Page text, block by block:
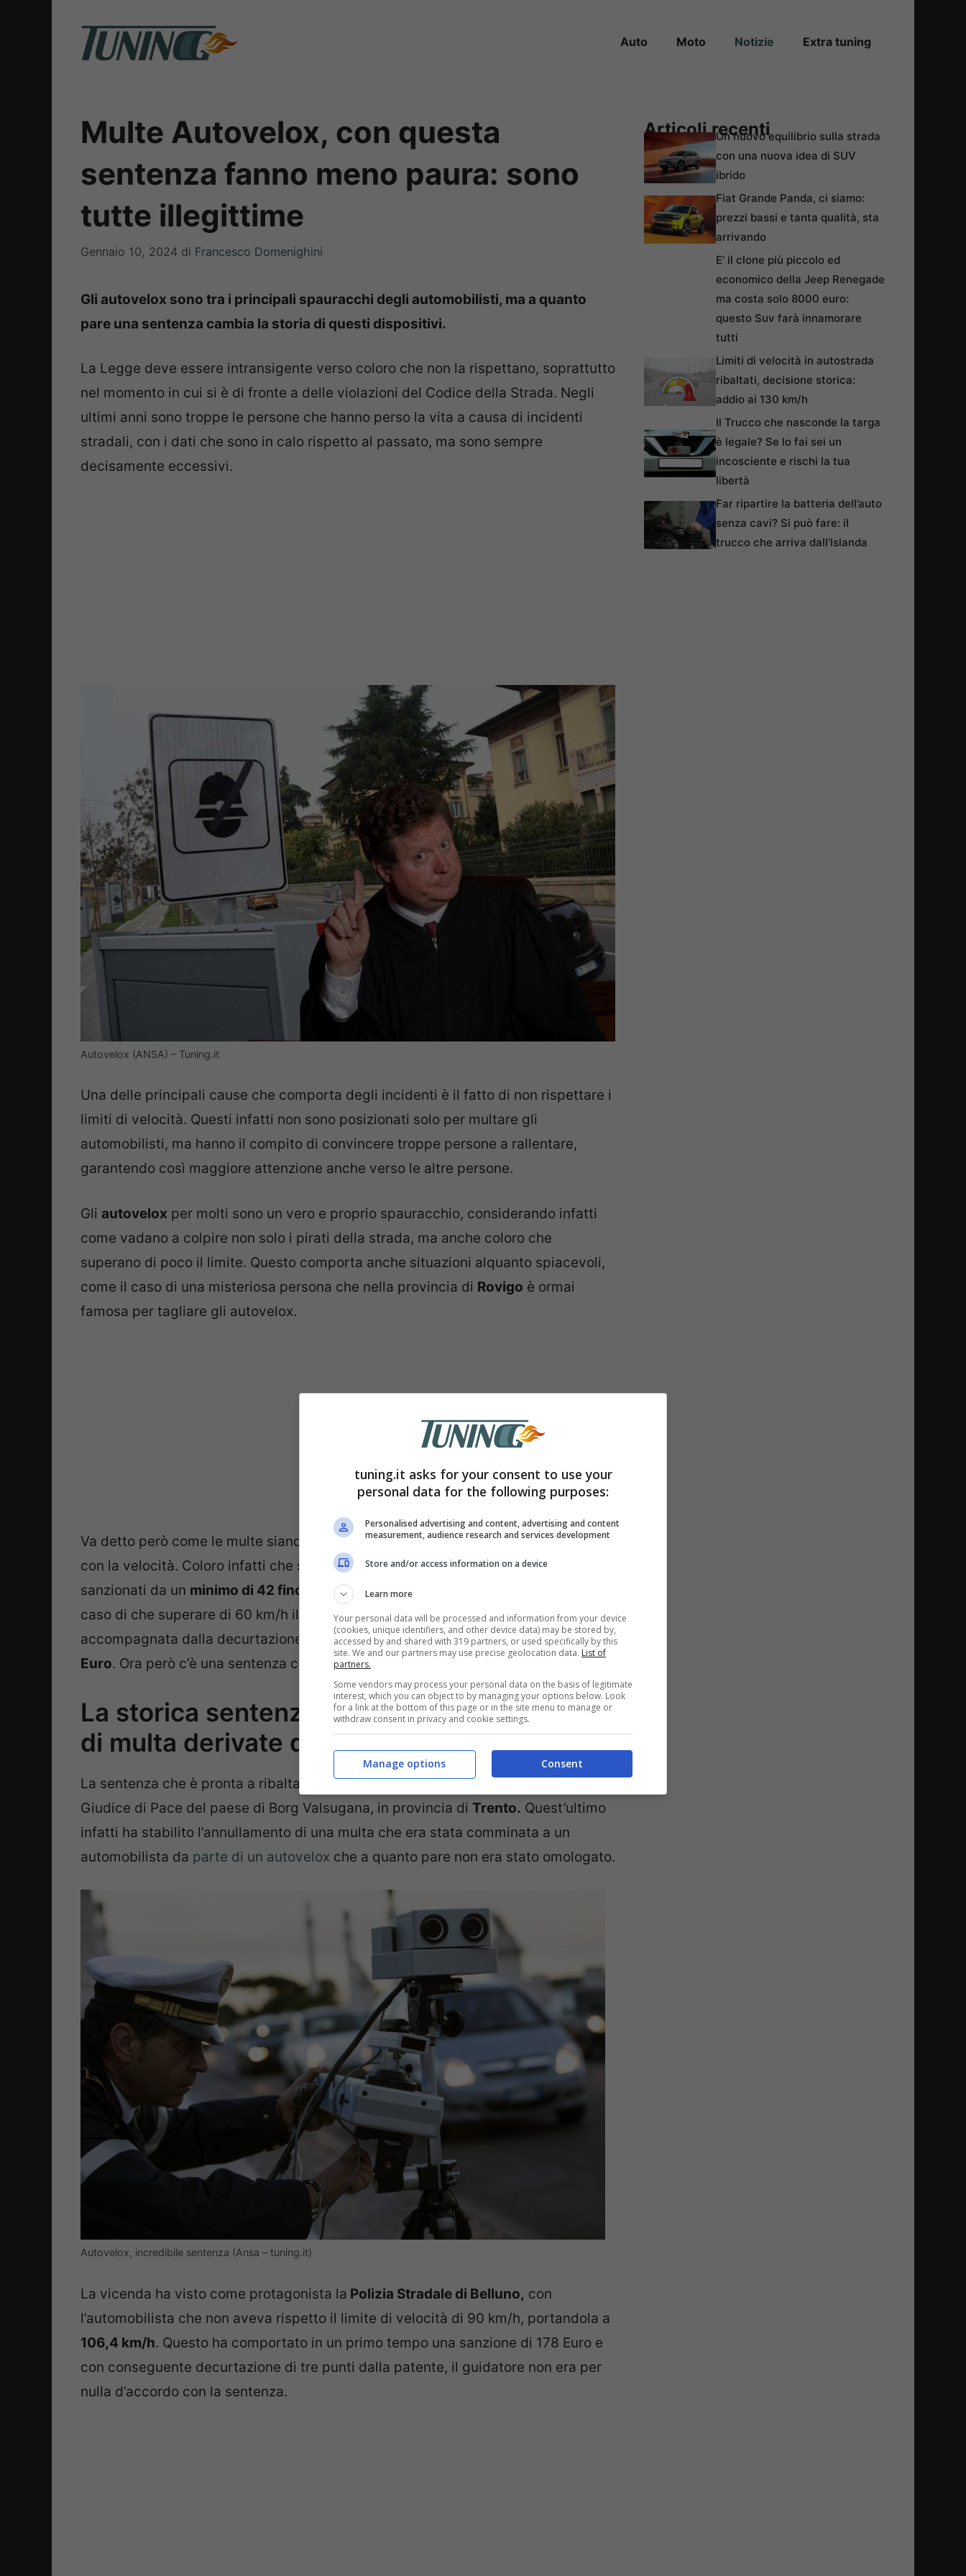
Auto Moto Notizie Extra tuning
Multe Autovelox, con questa
sentenza fanno meno paura: sono
tutte illegittime
Gennaio 10, 2024 di Francesco Domenighini
Gli autovelox sono tra i principali spauracchi degli automobilisti, ma a quanto
pare una sentenza cambia la storia di questi dispositivi.
La Legge deve essere intransigente verso coloro che non la rispettano, soprattutto
nel momento in cui si è di fronte a delle violazioni del Codice della Strada. Negli
ultimi anni sono troppe le persone che hanno perso la vita a causa di incidenti
stradali, con i dati che sono in calo rispetto al passato, ma sono sempre
decisamente eccessivi.
Autovelox (ANSA) – Tuning.it
Una delle principali cause che comporta degli incidenti è il fatto di non rispettare i
limiti di velocità. Questi infatti non sono posizionati solo per multare gli
automobilisti, ma hanno il compito di convincere troppe persone a rallentare,
garantendo così maggiore attenzione anche verso le altre persone.
Gli autovelox per molti sono un vero e proprio spauracchio, considerando infatti
come vadano a colpire non solo i pirati della strada, ma anche coloro che
superano di poco il limite. Questo comporta anche situazioni alquanto spiacevoli,
come il caso di una misteriosa persona che nella provincia di Rovigo è ormai
famosa per tagliare gli autovelox.
Va detto però come le multe siano molto diverse in base a quanto si è ecceduto
con la velocità. Coloro infatti che si limitano a un eccesso di 10 km/h saranno
sanzionati da un minimo di 42 fino a un massimo di 173 Euro.
caso di che superare di 60 km/h il limite, con la sospensione della patente che è
accompagnata dalla decurtazione i 10 punti e da una multa tra gli845 e i 3382
Euro. Ora però c’è una sentenza che fa temere di meno gli autovelox.
La storica sentenza: pronto l’annullamento
di multa derivate dall’autovelox
La sentenza che è pronta a ribaltare completamente la mobilità in Italia giunge dal
Giudice di Pace del paese di Borg Valsugana, in provincia di Trento. Quest’ultimo
infatti ha stabilito l’annullamento di una multa che era stata comminata a un
automobilista da parte di un autovelox che a quanto pare non era stato omologato.
Autovelox, incredibile sentenza (Ansa – tuning.it)
La vicenda ha visto come protagonista la Polizia Stradale di Belluno, con
l’automobilista che non aveva rispetto il limite di velocità di 90 km/h, portandola a
106,4 km/h. Questo ha comportato in un primo tempo una sanzione di 178 Euro e
con conseguente decurtazione di tre punti dalla patente, il guidatore non era per
nulla d’accordo con la sentenza.
Articoli recentiUn nuovo equilibrio sulla strada
con una nuova idea di SUV
ibrido
Fiat Grande Panda, ci siamo:
prezzi bassi e tanta qualità, sta
arrivando
E’ il clone più piccolo ed
economico della Jeep Renegade
ma costa solo 8000 euro:
questo Suv farà innamorare
tutti
Limiti di velocità in autostrada
ribaltati, decisione storica:
addio ai 130 km/h
Il Trucco che nasconde la targa
è legale? Se lo fai sei un
incosciente e rischi la tua
libertà
Far ripartire la batteria dell’auto
senza cavi? Si può fare: il
trucco che arriva dall’Islanda
tuning.it asks for your consent to use your
personal data for the following purposes:
Personalised advertising and content, advertising and content
measurement, audience research and services development
Store and/or access information on a device
Learn more
Your personal data will be processed and information from your device
(cookies, unique identifiers, and other device data) may be stored by,
accessed by and shared with 319 partners, or used specifically by this
site. We and our partners may use precise geolocation data. List of
partners.
Some vendors may process your personal data on the basis of legitimate
interest, which you can object to by managing your options below. Look
for a link at the bottom of this page or in the site menu to manage or
withdraw consent in privacy and cookie settings.
Consent
Manage options